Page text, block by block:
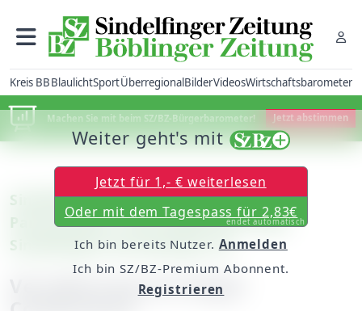
Kreis BBBlaulichtSportÜberregionalBilderVideosWirtschaftsbarometer
Machen Sie mit beim SZ/BZ-Bürgerbarometer! Jetzt abstimmen
Sindelfingen: Bürgermeister der
Partnerstadt / Eine SZ/BZ-Serie über
Sindelfinger Ehrenbürger (9)
Versöhnung mit Roger
Weiter geht's mit
Jetzt für 1,- € weiterlesen
Oder mit dem Tagespass für 2,83€
endet automatisch
Ich bin bereits Nutzer. Anmelden
Ich bin SZ/BZ-Premium Abonnent.
Registrieren